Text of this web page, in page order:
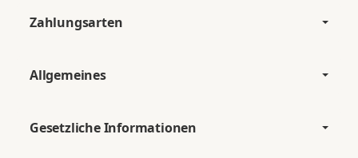
Zahlungsarten
Allgemeines
Gesetzliche Informationen